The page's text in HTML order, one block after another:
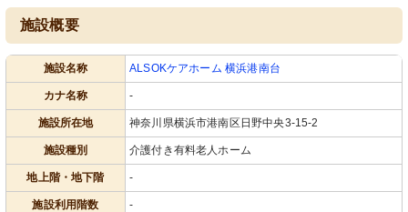
施設概要
施設名称 ALSOKケアホーム 横浜港南台
カナ名称 -
施設所在地 神奈川県横浜市港南区日野中央3-15-2
施設種別 介護付き有料老人ホーム
地上階・地下階 -
施設利用階数 -